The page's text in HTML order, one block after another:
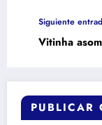
Siguiente
Vitinha
PUBLICAR